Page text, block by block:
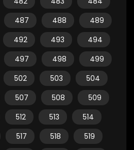
487 488
489
492 493
494
497 498
499
502 503
504
507 508
509
512 513
514
517 518
519